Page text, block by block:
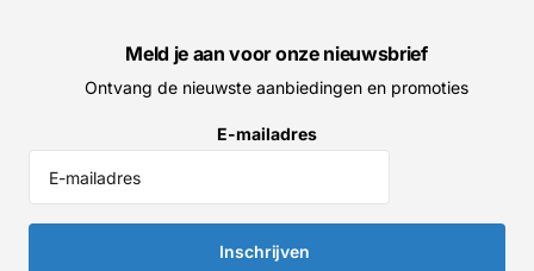
Meld je aan voor onze nieuwsbrief
Ontvang de nieuwste aanbiedingen en promoties
E-mailadres
Inschrijven